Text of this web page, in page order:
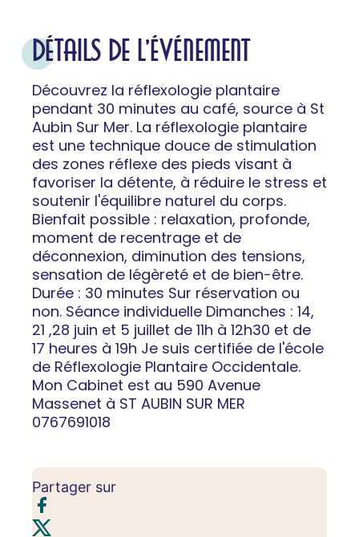
DÉTAILS DE L'ÉVÉNEMENT
Découvrez la réflexologie plantaire
pendant 30 minutes au café, source à St
Aubin Sur Mer. La réflexologie plantaire
est une technique douce de stimulation
des zones réflexe des pieds visant à
favoriser la détente, à réduire le stress et
soutenir l'équilibre naturel du corps.
Bienfait possible : relaxation, profonde,
moment de recentrage et de
déconnexion, diminution des tensions,
sensation de légèreté et de bien-être.
Durée : 30 minutes Sur réservation ou
non. Séance individuelle Dimanches : 14,
21 ,28 juin et 5 juillet de 11h à 12h30 et de
17 heures à 19h Je suis certifiée de l'école
de Réflexologie Plantaire Occidentale.
Mon Cabinet est au 590 Avenue
Massenet à ST AUBIN SUR MER
0767691018
Partager sur